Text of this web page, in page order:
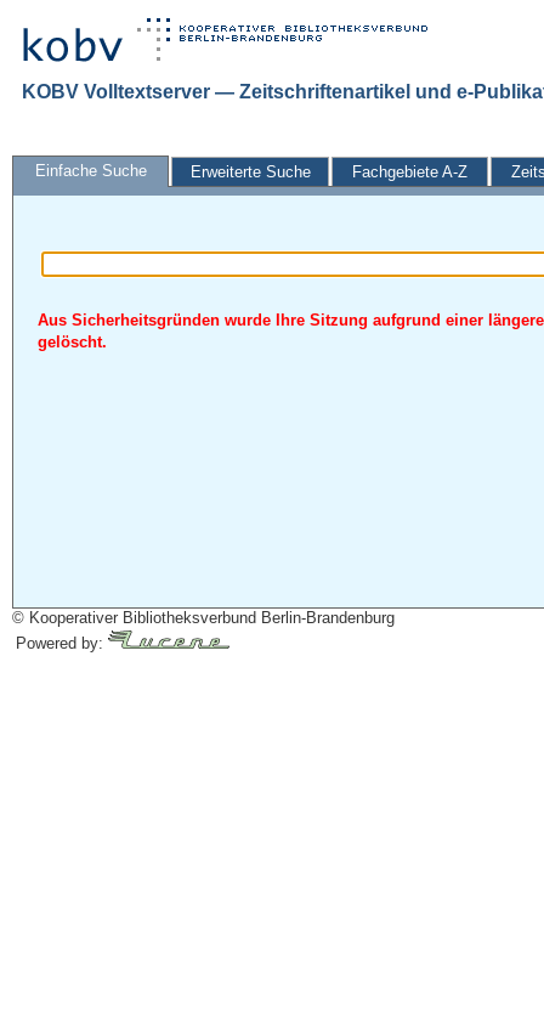
KOBV Volltextserver — Zeitschriftenartikel und e-
Einfache Suche Erweiterte Suche Fachgebiete A-Z
Aus Sicherheitsgründen wurde Ihre Sitzung aufgrund einer
gelöscht.
© Kooperativer Bibliotheksverbund Berlin-Brandenburg
Powered by: